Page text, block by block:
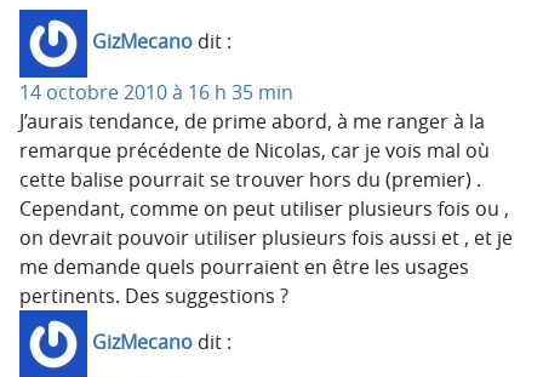
GizMecano dit :
14 octobre 2010 à 16 h 35 min
J’aurais tendance, de prime abord, à me ranger à la
remarque précédente de Nicolas, car je vois mal où
cette balise pourrait se trouver hors du (premier) .
Cependant, comme on peut utiliser plusieurs fois ou ,
on devrait pouvoir utiliser plusieurs fois aussi et , et je
me demande quels pourraient en être les usages
pertinents. Des suggestions ?
GizMecano dit :